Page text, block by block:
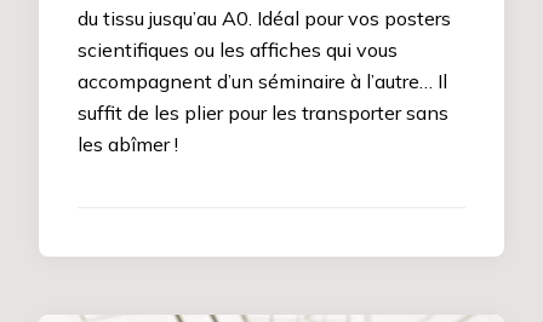
du tissu jusqu’au A0. Idéal pour vos posters
scientifiques ou les affiches qui vous
accompagnent d’un séminaire à l’autre… Il
suffit de les plier pour les transporter sans
les abîmer !